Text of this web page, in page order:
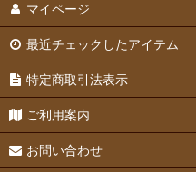
マイページ
最近チェックしたアイテム
特定商取引法表示
ご利用案内
お問い合わせ